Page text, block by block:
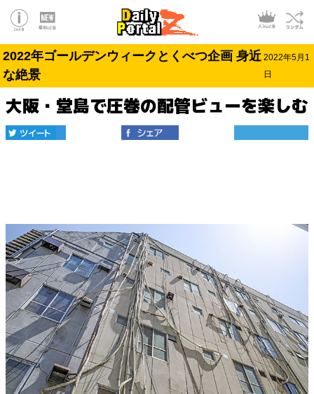
2022年ゴールデンウィークとくべつ企画 身近
な絶景
2022年5月1
日
大阪・堂島で圧巻の配管ビューを楽しむ